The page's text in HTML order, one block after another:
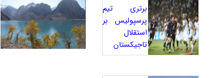
برتری تیم
پرسپولیس بر
استقلال
تاجیکستان